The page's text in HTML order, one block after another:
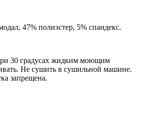
47% полиэстер, 5% спандекс.
30 градусах жидким моющим
Не сушить в сушильной машине.
запрещена.